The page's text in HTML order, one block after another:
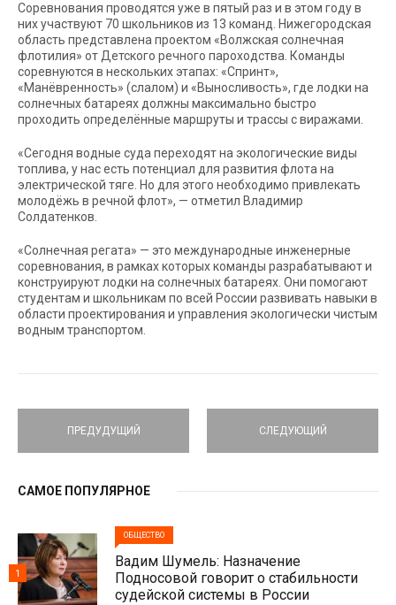
Соревнования проводятся уже в пятый раз и в этом году в
них участвуют 70 школьников из 13 команд. Нижегородская
область представлена проектом «Волжская солнечная
флотилия» от Детского речного пароходства. Команды
соревнуются в нескольких этапах: «Спринт»,
«Манёвренность» (слалом) и «Выносливость», где лодки на
солнечных батареях должны максимально быстро
проходить определённые маршруты и трассы с виражами.
«Сегодня водные суда переходят на экологические виды
топлива, у нас есть потенциал для развития флота на
электрической тяге. Но для этого необходимо привлекать
молодёжь в речной флот», — отметил Владимир
Солдатенков.
«Солнечная регата» — это международные инженерные
соревнования, в рамках которых команды разрабатывают и
конструируют лодки на солнечных батареях. Они помогают
студентам и школьникам по всей России развивать навыки в
области проектирования и управления экологически чистым
водным транспортом.
ПРЕДУДУЩИЙ СЛЕДУЮЩИЙ
САМОЕ ПОПУЛЯРНОЕ
ОБЩЕСТВО
Вадим Шумель: Назначение
Подносовой говорит о стабильности
судейской системы в России
1